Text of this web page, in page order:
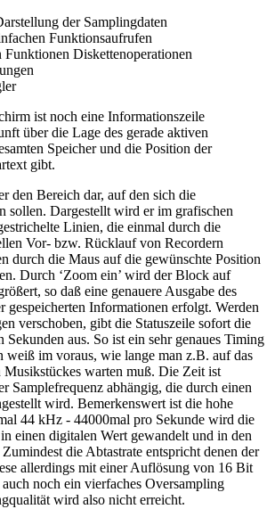
der Samplingdaten
Funktionsaufrufen
Funktionen Diskettenoperationen
ist noch eine Informationszeile
über die Lage des gerade aktiven
Speicher und die Position der
gibt.
den Bereich dar, auf den sich die
sollen. Dargestellt wird er im grafischen
Linien, die einmal durch die
Vor- bzw. Rücklauf von Recordern
durch die Maus auf die gewünschte Position
Durch ‘Zoom ein’ wird der Block auf
so daß eine genauere Ausgabe des
gespeicherten Informationen erfolgt. Werden
verschoben, gibt die Statuszeile sofort die
Sekunden aus. So ist ein sehr genaues Timing
weiß im voraus, wie lange man z.B. auf das
Musikstückes warten muß. Die Zeit ist
Samplefrequenz abhängig, die durch einen
wird. Bemerkenswert ist die hohe
44 kHz - 44000mal pro Sekunde wird die
einen digitalen Wert gewandelt und in den
die Abtastrate entspricht denen der
allerdings mit einer Auflösung von 16 Bit
noch ein vierfaches Oversampling
wird also nicht erreicht.